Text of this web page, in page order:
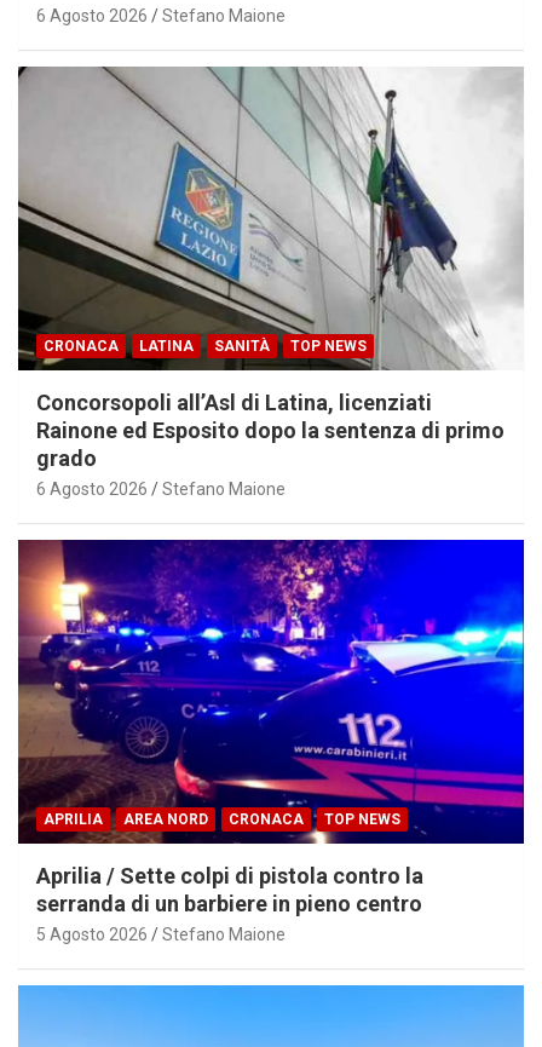
6 Agosto 2026 Stefano Maione
CRONACA LATINA SANITÀ TOP NEWS
Concorsopoli all’Asl di Latina, licenziati
Rainone ed Esposito dopo la sentenza di primo
grado
6 Agosto 2026 Stefano Maione
APRILIA AREA NORD CRONACA TOP NEWS
Aprilia / Sette colpi di pistola contro la
serranda di un barbiere in pieno centro
5 Agosto 2026 Stefano Maione